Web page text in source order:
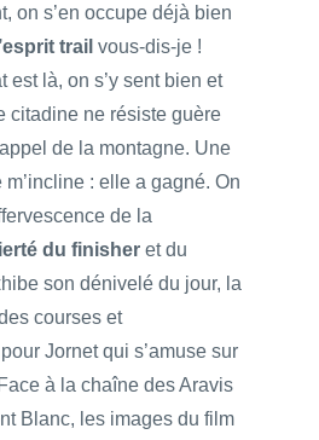
on s’en occupe déjà bien
trail vous-dis-je !
est là, on s’y sent bien et
citadine ne résiste guère
de la montagne. Une
: elle a gagné. On
de la
du finisher et du
son dénivelé du jour, la
courses et
pour Jornet qui s’amuse sur
à la chaîne des Aravis
Blanc, les images du film